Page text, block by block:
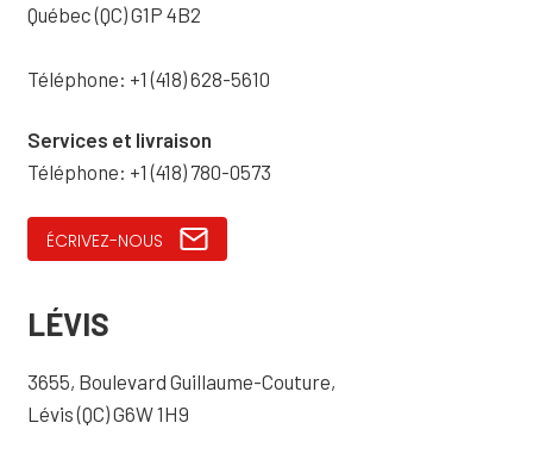
Québec (QC) G1P 4B2
Téléphone: +1 (418) 628-5610
Services et livraison
Téléphone: +1 (418) 780-0573
ÉCRIVEZ-NOUS
LÉVIS
3655, Boulevard Guillaume-Couture,
Lévis (QC) G6W 1H9